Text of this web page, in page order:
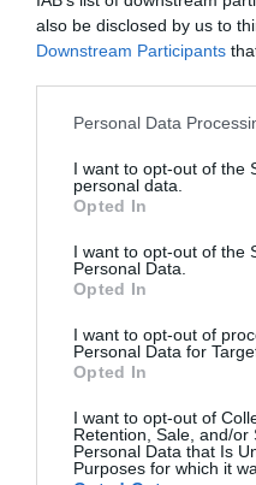
also be disclosed by us to
Downstream Participants
Please note that this
not limited to your visit or
grant or deny consent to
use your data for below
consent section.
Personal Data
I want to opt-out of the
personal data.
Opted In
I want to opt-out of the
Personal Data.
Opted In
I want to opt-out of
Personal Data for
Opted In
I want to opt-out of
Retention, Sale, and/or
Personal Data that Is
Purposes for which it
añadimos la sal e
totalmente incorporada
Alternamos amasados
que nuestra masa supere
total amasaremos
reposos.
Añadimos la
Troceamos muy finamente
Estiramos, ligeramente
trabajo, e incorporamos